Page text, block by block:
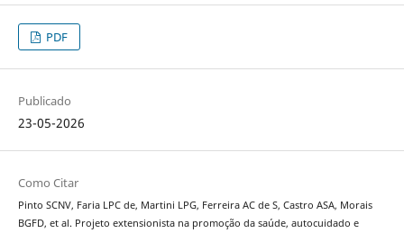
PDF
Publicado
23-05-2026
Como Citar
Pinto SCNV, Faria LPC de, Martini LPG, Ferreira AC de S, Castro ASA, Morais
BGFD, et al. Projeto extensionista na promoção da saúde, autocuidado e